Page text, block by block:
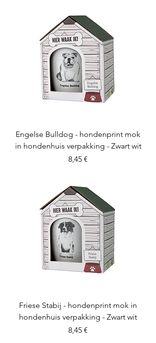
Engelse Bulldog - hondenprint mok
in hondenhuis verpakking - Zwart wit
Preis
8,45 €
Friese Stabij - hondenprint mok in
hondenhuis verpakking - Zwart wit
Preis
8,45 €